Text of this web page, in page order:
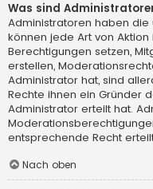
Was sind
Administratoren haben die
können jede Art von Aktion
Berechtigungen setzen,
erstellen,
Administrator hat, sind
Rechte ihnen ein Gründer
Administrator erteilt hat.
entsprechende Recht
Nach oben